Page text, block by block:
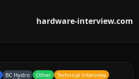
hardware-interview.com
BC Hydro Other Technical Interview